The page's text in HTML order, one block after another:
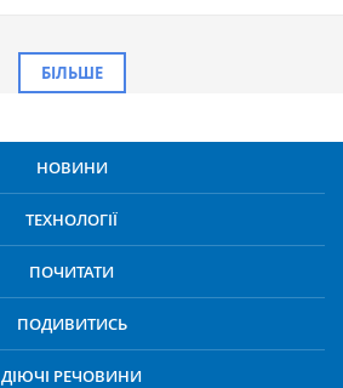
БІЛЬШЕ
НОВИНИ
ТЕХНОЛОГІЇ
ПОЧИТАТИ
ПОДИВИТИСЬ
ДІЮЧІ РЕЧОВИНИ